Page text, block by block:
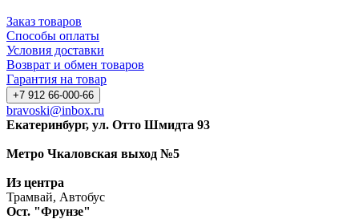
Заказ товаров
Способы оплаты
Условия доставки
Возврат и обмен товаров
Гарантия на товар
+7 912 66-000-66
bravoski@inbox.ru
Екатеринбург, ул. Отто Шмидта 93
Метро Чкаловская выход №5
Из центра
Трамвай, Автобус
Ост. "Фрунзе"